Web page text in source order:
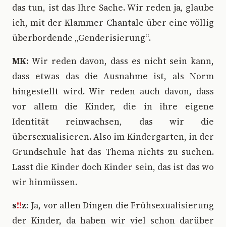
das tun, ist das Ihre Sache. Wir reden ja, glaube
ich, mit der Klammer Chantale über eine völlig
überbordende „Genderisierung“.
MK: Wir reden davon, dass es nicht sein kann,
dass etwas das die Ausnahme ist, als Norm
hingestellt wird. Wir reden auch davon, dass
vor allem die Kinder, die in ihre eigene
Identität reinwachsen, das wir die
übersexualisieren. Also im Kindergarten, in der
Grundschule hat das Thema nichts zu suchen.
Lasst die Kinder doch Kinder sein, das ist das wo
wir hinmüssen.
s!!z: Ja, vor allen Dingen die Frühsexualisierung
der Kinder, da haben wir viel schon darüber